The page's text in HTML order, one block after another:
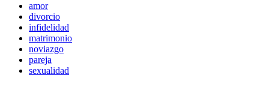
amor
divorcio
infidelidad
matrimonio
noviazgo
pareja
sexualidad